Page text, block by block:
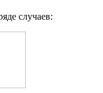
случаев: